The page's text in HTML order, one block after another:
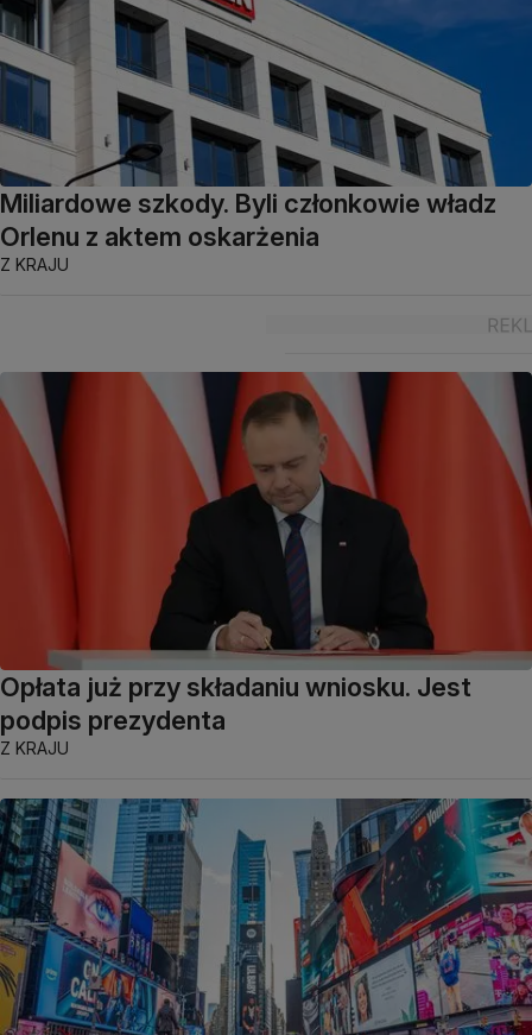
Miliardowe szkody. Byli członkowie władz
Orlenu z aktem oskarżenia
Z KRAJU
Opłata już przy składaniu wniosku. Jest
podpis prezydenta
Z KRAJU